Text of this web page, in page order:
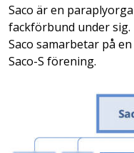
Saco är en
fackförbund under
Saco samarbetar på
Saco-S förening.